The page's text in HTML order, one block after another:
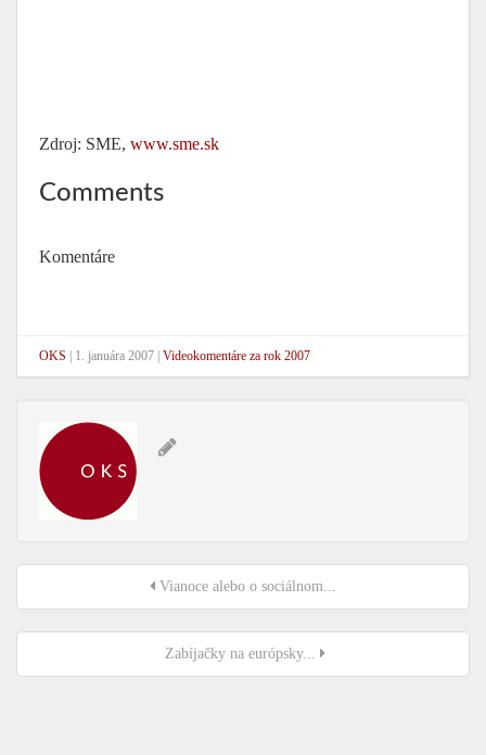
Zdroj: SME, www.sme.sk
Comments
Komentáre
OKS 1. januára 2007 Videokomentáre za rok 2007
Vianoce alebo o sociálnom...
Zabíjačky na európsky...